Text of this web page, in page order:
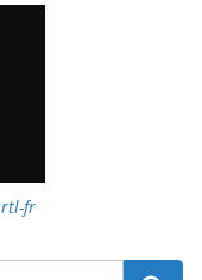
rtl-fr